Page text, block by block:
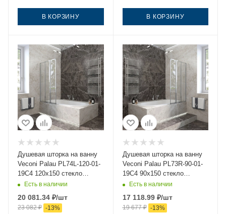
В КОРЗИНУ В КОРЗИНУ
Душевая шторка на ванну
Veconi Palau PL74L-120-01-
19C4 120х150 стекло
прозрачное профиль хром
ориентация левая
Есть в наличии
20 081.34 ₽/шт
23 082₽ -13%
Душевая шторка на ванну
Veconi Palau PL73R-90-01-
19C4 90х150 стекло
прозрачное профиль хром
ориентация правая
Есть в наличии
17 118.99₽/шт
19 677₽ -13%